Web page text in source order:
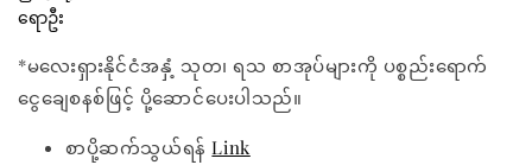
ရောဦး
*မလေးရှားနိုင်ငံအနှံ့ သုတ၊ ရသ စာအုပ်များကို ပစ္စည်းရောက်
ငွေချေစနစ်ဖြင့် ပို့ဆောင်ပေးပါသည်။
စာပို့ဆက်သွယ်ရန်Link